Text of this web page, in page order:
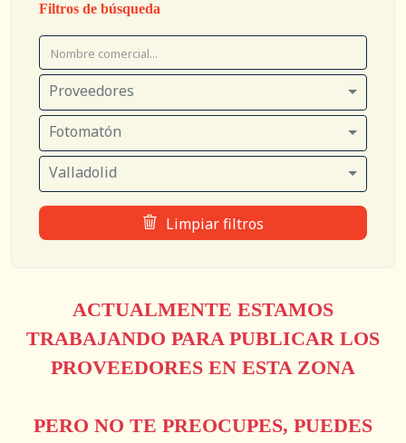
Filtros de búsqueda
Proveedores
Fotomatón
Valladolid
Limpiar filtros
ACTUALMENTE ESTAMOS
TRABAJANDO PARA PUBLICAR LOS
PROVEEDORES EN ESTA ZONA
PERO NO TE PREOCUPES, PUEDES